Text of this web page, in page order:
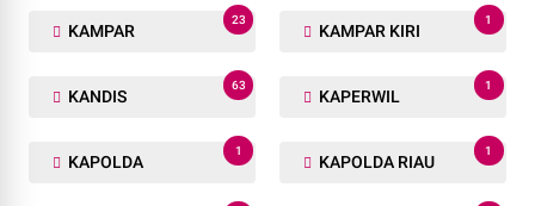
KAMPAR
23
KAMPAR KIRI
1
KANDIS
63
KAPERWIL
1
KAPOLDA
1
KAPOLDA RIAU
1